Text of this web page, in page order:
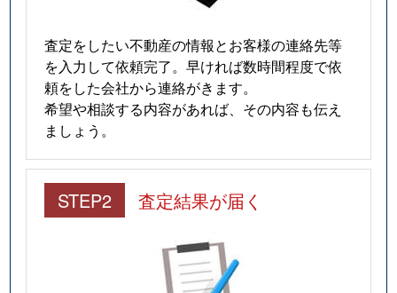
査定をしたい不動産の情報とお客様の連絡先等
を入力して依頼完了。早ければ数時間程度で依
頼をした会社から連絡がきます。
希望や相談する内容があれば、その内容も伝え
ましょう。
STEP2 査定結果が届く